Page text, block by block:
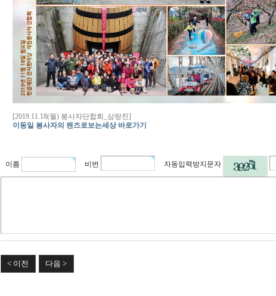
[2019.11.18(월) 봉사자단합회_삼랑진]
이동일 봉사자의 렌즈로보는세상 바로가기
이름 비번 자동입력방지문자
< 이전 다음 >